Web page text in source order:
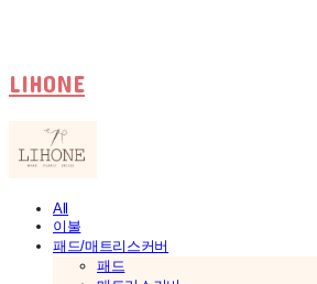
LIHONE
All
이불
패드/매트리스커버
패드